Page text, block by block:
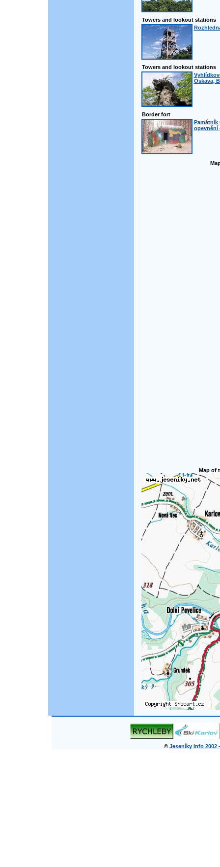
Towers and lookout stations
Towers and lookout stations
Oskava,
Border fort
Památník
opevnění
Map of
© Jeseníky Info 2002